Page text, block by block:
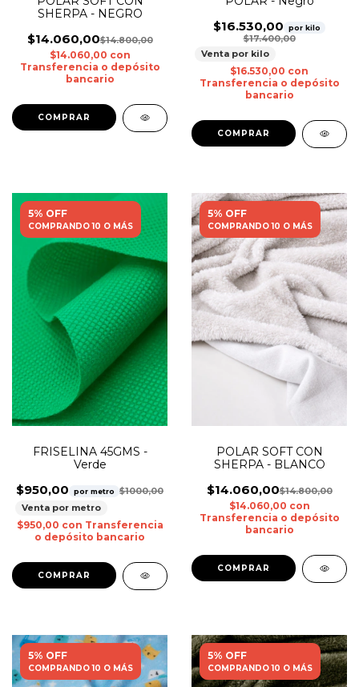
SHERPA - NEGRO
$14.060,00$14.800,00
$14.060,00 con
Transferencia o depósito
bancario
$16.530,00 por kilo
$17.400,00
Venta por kilo
$16.530,00 con
Transferencia o depósito
bancario
5% OFF
COMPRANDO 10 O MÁS
FRISELINA 45GMS -
Verde
$950,00 por metro
$1000,00
Venta por metro
$950,00 con Transferencia
o depósito bancario
5% OFF
COMPRANDO 10 O MÁS
POLAR SOFT CON
SHERPA - BLANCO
$14.060,00$14.800,00
$14.060,00 con
Transferencia o depósito
bancario
5% OFF
COMPRANDO 10 O MÁS
5% OFF
COMPRANDO 10 O MÁS